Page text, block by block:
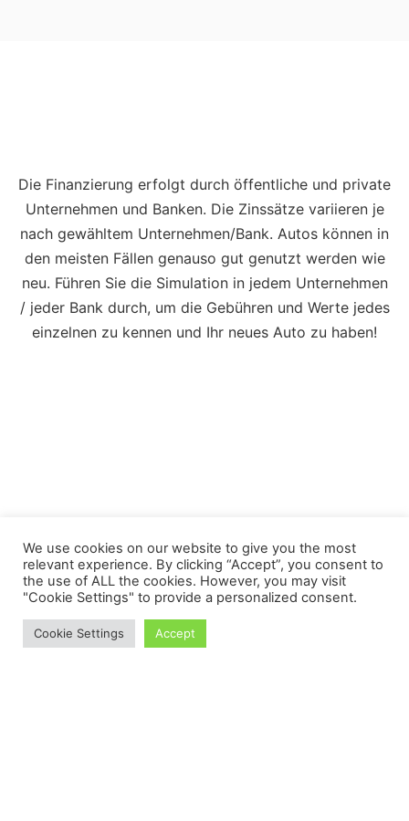
Die Finanzierung erfolgt durch öffentliche und private
Unternehmen und Banken. Die Zinssätze variieren je
nach gewähltem Unternehmen/Bank. Autos können in
den meisten Fällen genauso gut genutzt werden wie
neu. Führen Sie die Simulation in jedem Unternehmen
/ jeder Bank durch, um die Gebühren und Werte jedes
einzelnen zu kennen und Ihr neues Auto zu haben!
We use cookies on our website to give you the most
relevant experience. By clicking “Accept”, you consent to
the use of ALL the cookies. However, you may visit
"Cookie Settings" to provide a personalized consent.
Cookie Settings Accept